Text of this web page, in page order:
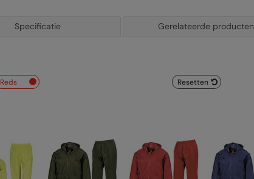
Specificatie Gerelateerde producten
Resetten
reds